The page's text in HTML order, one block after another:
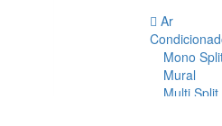
Ar
Mono
Mural
Multi Split